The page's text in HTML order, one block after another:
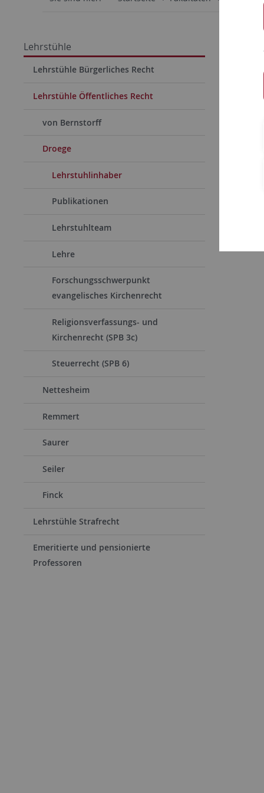
Lehrstühle
Lehrstühle Bürgerliches Recht
Lehrstühle Öffentliches Recht
von Bernstorff
Droege
Lehrstuhlinhaber
Publikationen
Lehrstuhlteam
Lehre
Forschungsschwerpunkt
evangelisches Kirchenrecht
Religionsverfassungs- und
Kirchenrecht (SPB 3c)
Steuerrecht (SPB 6)
Nettesheim
Remmert
Saurer
Seiler
Finck
Lehrstühle Strafrecht
Emeritierte und pensionierte
Professoren